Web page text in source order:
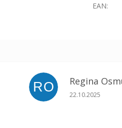
EAN:
RO Regina
Ocena sklepu to
22.10.2025